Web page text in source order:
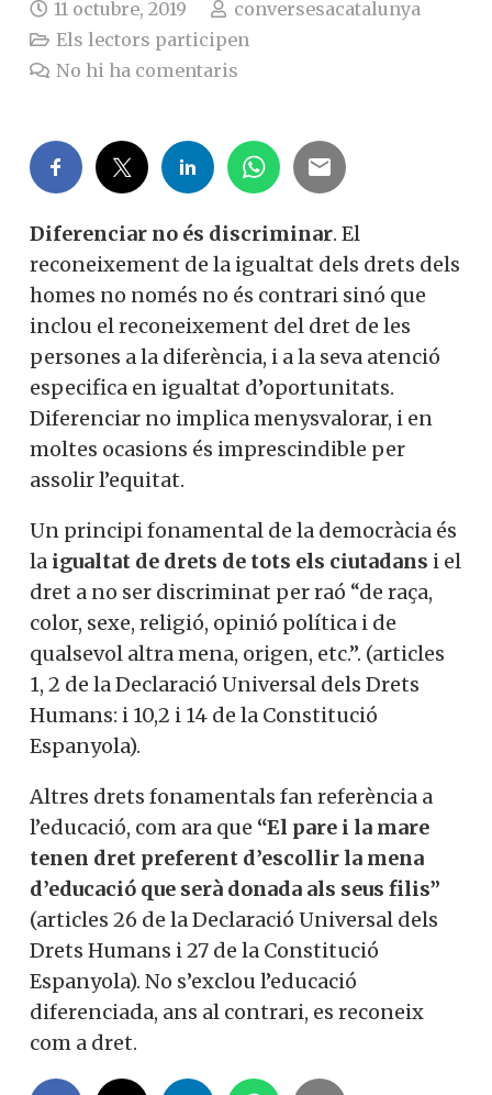
11 octubre, 2019
conversesacatalunya
Els lectors participen
Diferenciar no és discriminar. El
reconeixement de la igualtat dels drets
dels homes no només no és contrari sinó
que inclou el reconeixement del dret de
les persones a la diferència, i a la seva
atenció especifica en igualtat
d’oportunitats. Diferenciar no implica
menysvalorar, i en moltes ocasions és
imprescindible per assolir l’equitat.
Un principi fonamental de la democràcia
és la igualtat de drets de tots els
ciutadansi el dret a no ser discriminat per
raó “de raça, color, sexe, religió, opinió
política i de qualsevol altra mena, origen,
etc.”. (articles 1, 2 de la Declaració
Universal dels Drets Humans: i 10,2 i 14 de
la Constitució Espanyola).
Altres drets fonamentals fan referència a
l’educació, com ara que“El pare i la mare
tenen dret preferent d’escollir la mena
d’educació que serà donada als seus filis”
(articles 26 de la Declaració Universal dels
Drets Humans i 27 de la Constitució
Espanyola). No s’exclou l’educació
diferenciada, ans al contrari, es reconeix
com a dret.
Vols col·laborar a
Converses a Catalunya?
Et convidem a participar i
membre actiu de la nostra